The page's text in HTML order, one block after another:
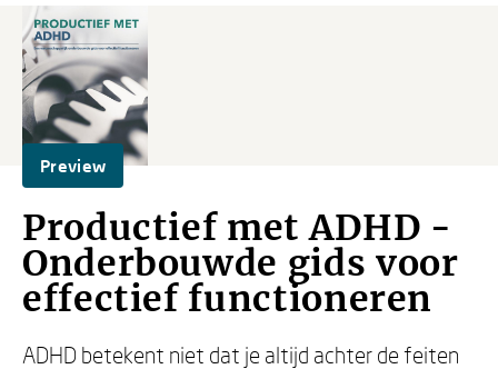
Preview
Productief met ADHD -
Onderbouwde gids voor
effectief functioneren
ADHD betekent niet dat je altijd achter de feiten